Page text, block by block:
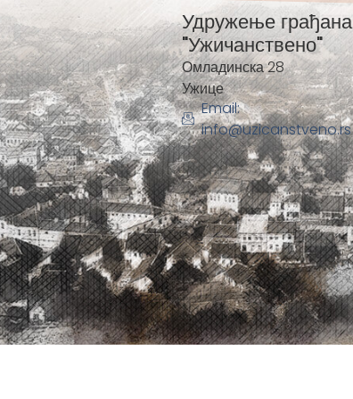
Удружење грађана
"Ужичанствено"
Омладинска 28
Ужице
Email:
info@uzicanstveno.rs